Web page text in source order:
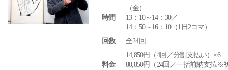
時間
（金）
13：10～14：30／
14：50～16：10（1日2コマ）
回数
全24回
料金
14,850円（4回／分割支払い）×6
80,850円（24回／一括前納支払※